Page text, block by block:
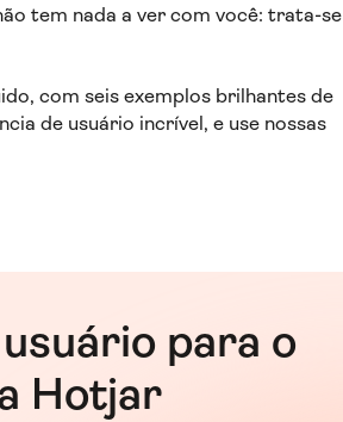
tem nada a ver com você: trata-se
com seis exemplos brilhantes de
de usuário incrível, e use nossas
para o
Hotjar